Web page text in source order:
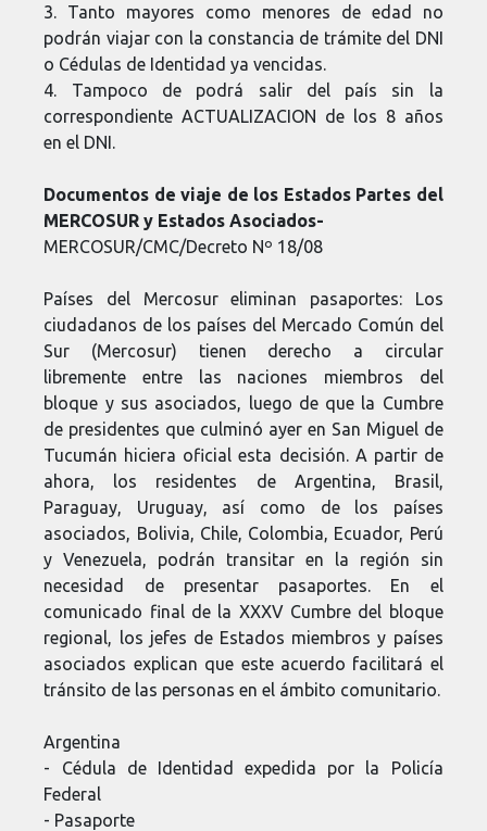
3. Tanto mayores como menores de edad no
podrán viajar con la constancia de trámite del DNI
o Cédulas de Identidad ya vencidas.
4. Tampoco de podrá salir del país sin la
correspondiente ACTUALIZACION de los 8 años
en el DNI.
Documentos de viaje de los Estados Partes del
MERCOSUR y Estados Asociados-
MERCOSUR/CMC/Decreto Nº 18/08
Países del Mercosur eliminan pasaportes: Los
ciudadanos de los países del Mercado Común del
Sur (Mercosur) tienen derecho a circular
libremente entre las naciones miembros del
bloque y sus asociados, luego de que la Cumbre
de presidentes que culminó ayer en San Miguel de
Tucumán hiciera oficial esta decisión. A partir de
ahora, los residentes de Argentina, Brasil,
Paraguay, Uruguay, así como de los países
asociados, Bolivia, Chile, Colombia, Ecuador, Perú
y Venezuela, podrán transitar en la región sin
necesidad de presentar pasaportes. En el
comunicado final de la XXXV Cumbre del bloque
regional, los jefes de Estados miembros y países
asociados explican que este acuerdo facilitará el
tránsito de las personas en el ámbito comunitario.
Argentina
- Cédula de Identidad expedida por la Policía
Federal
- Pasaporte